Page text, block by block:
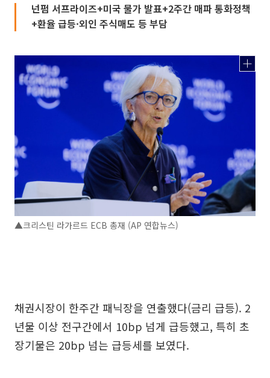
넌펌 서프라이즈+미국 물가 발표+2주간 매파 통화정책
+환율 급등·외인 주식매도 등 부담
▲크리스틴 라가르드 ECB 총재 (AP 연합뉴스)
채권시장이 한주간 패닉장을 연출했다(금리 급등). 2
년물 이상 전구간에서 10bp 넘게 급등했고, 특히 초
장기물은 20bp 넘는 급등세를 보였다.